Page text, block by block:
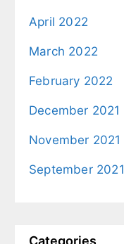
April 2022
March 2022
February 2022
December 2021
November 2021
September 2021
Categories